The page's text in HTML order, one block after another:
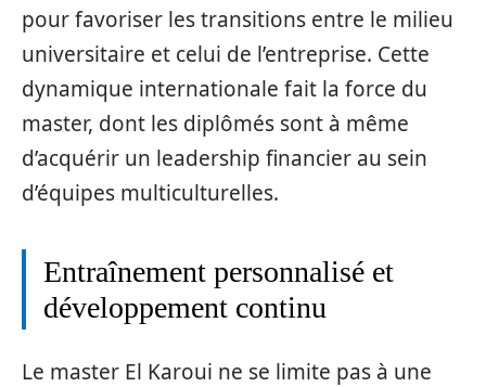
pour favoriser les transitions entre le milieu
universitaire et celui de l’entreprise. Cette
dynamique internationale fait la force du
master, dont les diplômés sont à même
d’acquérir un leadership financier au sein
d’équipes multiculturelles.
Entraînement personnalisé et
développement continu
Le master El Karoui ne se limite pas à une